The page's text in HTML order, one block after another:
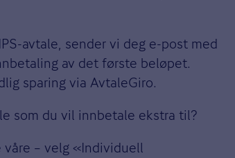
avtale, sender vi deg e-post med
av det første beløpet.
sparing via AvtaleGiro.
som du vil innbetale ekstra til?
– velg «Individuell